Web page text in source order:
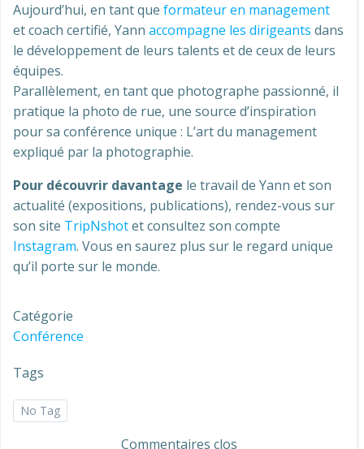
Aujourd’hui, en tant que formateur en management
et coach certifié, Yann accompagne les dirigeants dans
le développement de leurs talents et de ceux de leurs
équipes.
Parallèlement, en tant que photographe passionné, il
pratique la photo de rue, une source d’inspiration
pour sa conférence unique : L’art du management
expliqué par la photographie.
Pour découvrir davantage le travail de Yann et son
actualité (expositions, publications), rendez-vous sur
son site TripNshotet consultez son compte
Instagram. Vous en saurez plus sur le regard unique
qu’il porte sur le monde.
Catégorie
Conférence
Tags
No Tag
Commentaires clos